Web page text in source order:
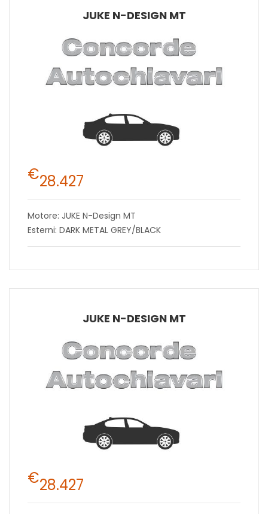
JUKE N-DESIGN MT
€28.427
Motore: JUKE N-Design MT
Esterni: DARK METAL GREY/BLACK
JUKE N-DESIGN MT
€28.427